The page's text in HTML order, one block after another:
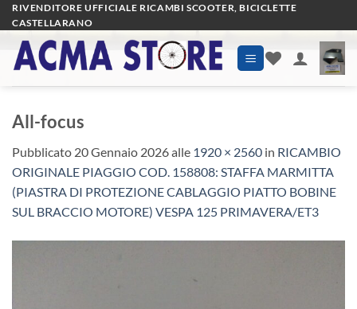
Salta
ai
contenuti
RIVENDITORE UFFICIALE RICAMBI SCOOTER, BICICLETTE
CASTELLARANO
All-focus
Pubblicato 20 Gennaio 2026alle 1920 × 2560 in RICAMBIO
ORIGINALE PIAGGIO COD. 158808: STAFFA MARMITTA
(PIASTRA DI PROTEZIONE CABLAGGIO PIATTO BOBINE
SUL BRACCIO MOTORE) VESPA 125 PRIMAVERA/ET3